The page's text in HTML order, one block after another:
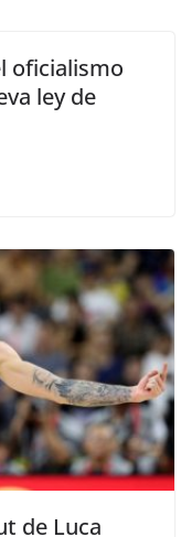
oficialismo
ley de
de Luca